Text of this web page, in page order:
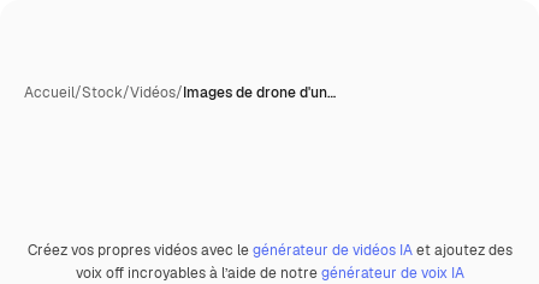
Accueil/Stock/Vidéos/Images de drone d'un…
Premium
Créez vos propres vidéos avec legénérateur de vidéos IAet ajoutez des
voix off incroyables à l’aide de notregénérateur de voix IA